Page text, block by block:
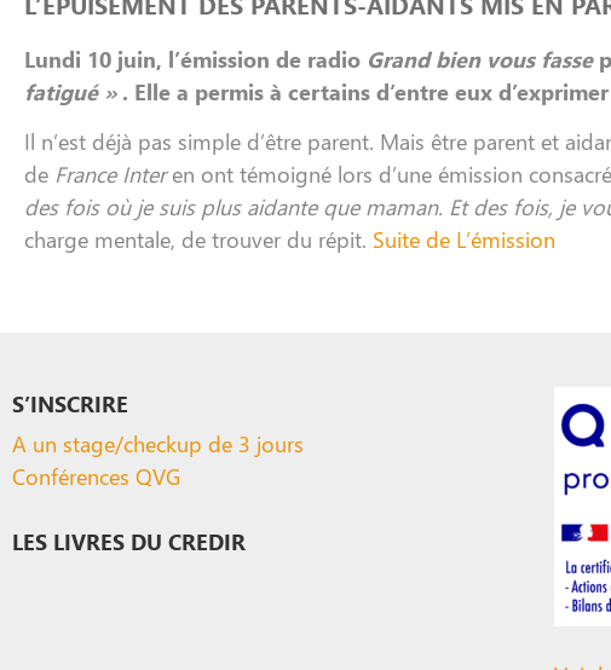
Lundi 10 juin, l’émission de radio Grand bien vous fasse
fatigué ». Elle a permis à certains d’entre eux
Il n’est déjà pas simple d’être parent. Mais être parent et
de France Interen ont témoigné lors d’une émission
des fois où je suis plus aidante que maman. Et des fois, je
charge mentale, de trouver du répit. Suite de L’émission
S’INSCRIRE
A un stage/checkup de 3 jours
Conférences QVG
LES LIVRES DU CREDIR